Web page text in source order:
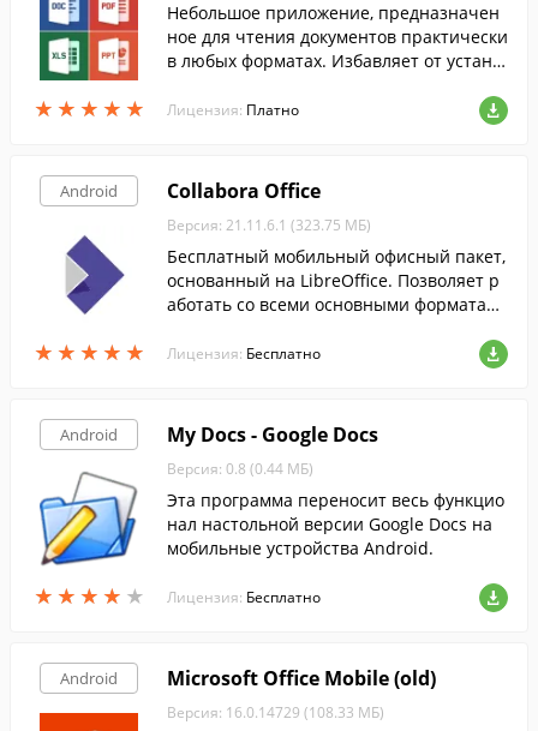
★ ★ ★ ★ ★
★ ★ ★ ★ ★
Небольшое приложение, предназначен
ное для чтения документов практически
в любых форматах. Избавляет от устано
каждого типа файлов.
Лицензия: Платно
Android
★ ★ ★ ★ ★
★ ★ ★ ★ ★
Collabora Office
Версия: 21.11.6.1 (323.75 МБ)
Бесплатный мобильный офисный пакет,
основанный на LibreOffice. Позволяет р
аботать со всеми основными форматам
е смартфона.
Лицензия: Бесплатно
Android
★ ★ ★ ★ ★
★ ★ ★ ★ ★
My Docs - Google Docs
Версия: 0.8 (0.44 МБ)
Эта программа переносит весь функцио
нал настольной версии Google Docs на
мобильные устройства Android.
Лицензия: Бесплатно
Android Microsoft Office Mobile (old)
Версия: 16.0.14729 (108.33 МБ)